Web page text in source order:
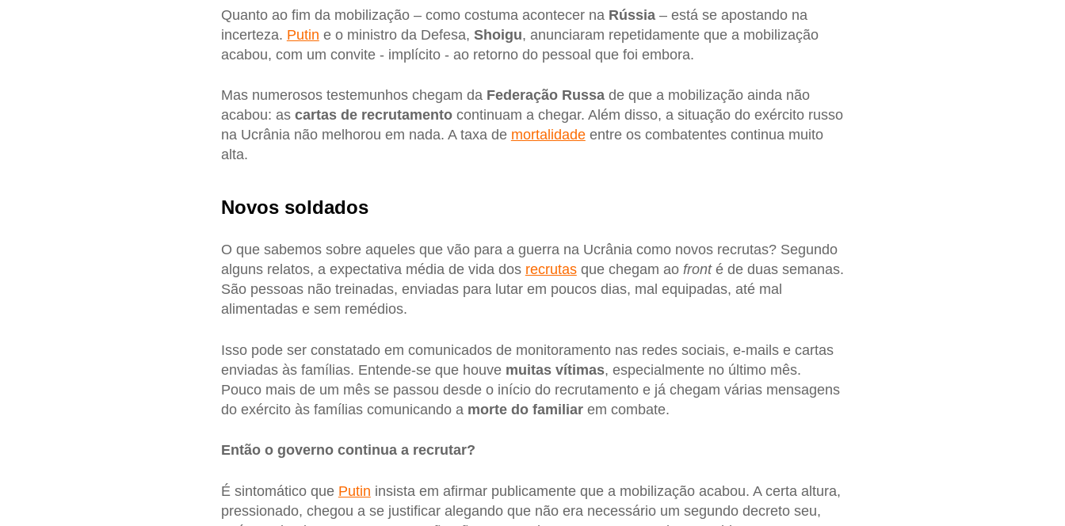
Quanto ao fim da mobilização – como costuma acontecer na Rússia– está se apostando na
incerteza. Putin e o ministro da Defesa, Shoigu, anunciaram repetidamente que a mobilização
acabou, com um convite - implícito - ao retorno do pessoal que foi embora.
Mas numerosos testemunhos chegam da Federação Russade que a mobilização ainda não
acabou: as cartas de recrutamentocontinuam a chegar. Além disso, a situação do exército russo
na Ucrânia não melhorou em nada. A taxa de mortalidadeentre os combatentes continua muito
alta.
Novos soldados
O que sabemos sobre aqueles que vão para a guerra na Ucrânia como novos recrutas? Segundo
alguns relatos, a expectativa média de vida dos recrutasque chegam ao fronté de duas semanas.
São pessoas não treinadas, enviadas para lutar em poucos dias, mal equipadas, até mal
alimentadas e sem remédios.
Isso pode ser constatado em comunicados de monitoramento nas redes sociais, e-mails e cartas
enviadas às famílias. Entende-se que houve muitas vítimas, especialmente no último mês.
Pouco mais de um mês se passou desde o início do recrutamento e já chegam várias mensagens
do exército às famílias comunicando a morte do familiarem combate.
Então o governo continua a recrutar?
É sintomático que Putin insista em afirmar publicamente que a mobilização acabou. A certa altura,
pressionado, chegou a se justificar alegando que não era necessário um segundo decreto seu,